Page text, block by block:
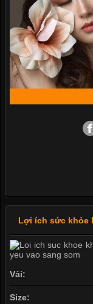
Lợi ích sức khỏe
Vải:
Size: